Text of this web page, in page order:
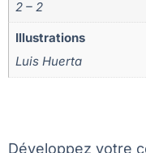
2 – 2
Illustrations
Luis Huerta
Développez votre